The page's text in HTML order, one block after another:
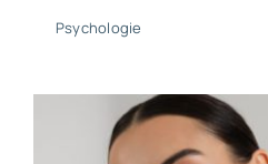
Psychologie